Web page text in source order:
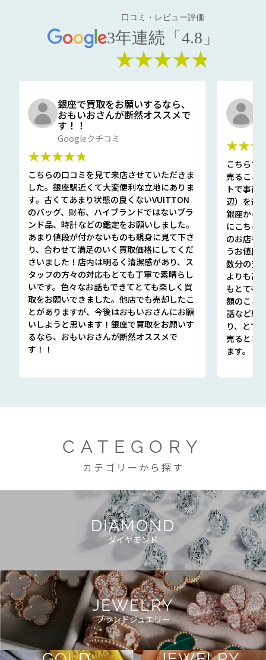
口コミ・レビュー評価
3年連続「4.8」
★★★★★
銀座で買取をお願いするなら、
おもいおさんが断然オススメで
す！！
Googleクチコミ
★★★★★
こちらの口コミを見て来店させていただきま
した。銀座駅近くて大変便利な立地にありま
す。古くてあまり状態の良くないVUITTON
のバッグ、財布、ハイブランドではないブラ
ンド品、時計などの鑑定をお願いしました。
あまり値段が付かないものも親身に見て下さ
り、合わせて満足のいく買取価格にしてくだ
さいました！店内は明るく清潔感があり、ス
タッフの方々の対応もとても丁寧で素晴らし
いです。色々なお話もできてとても楽しく買
取をお願いできました。他店でも売却したこ
とがありますが、今後はおもいおさんにお願
いしようと思います！銀座で買取をお願いす
るなら、おもいおさんが断然オススメで
す！！
こちらで
売ること
トで事前
辺）を選
銀座から
にこちら
のお店も
うお値段
数分の査
よりも高
もとても
額のこと
話など細
り、とて
売るとき
ます。
CATEGORY
カテゴリーから探す
DIAMOND
ダイヤモンド
JEWELRY
ブランドジュエリー